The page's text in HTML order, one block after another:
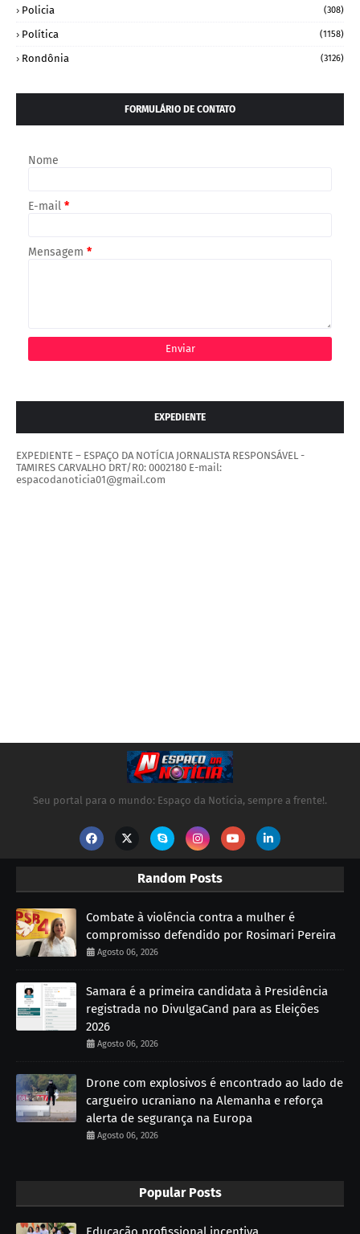
Policia (308)
Política (1158)
Rondônia (3126)
FORMULÁRIO DE CONTATO
Nome
E-mail *
Mensagem *
EXPEDIENTE
EXPEDIENTE – ESPAÇO DA NOTÍCIA JORNALISTA RESPONSÁVEL -
TAMIRES CARVALHO DRT/R0: 0002180 E-mail:
espacodanoticia01@gmail.com
Seu portal para o mundo: Espaço da Notícia, sempre a frente!.
Random Posts
Combate à violência contra a mulher é
compromisso defendido por Rosimari Pereira
Agosto 06, 2026
Samara é a primeira candidata à Presidência
registrada no DivulgaCand para as Eleições
2026
Agosto 06, 2026
Drone com explosivos é encontrado ao lado de
cargueiro ucraniano na Alemanha e reforça
alerta de segurança na Europa
Agosto 06, 2026
Popular Posts